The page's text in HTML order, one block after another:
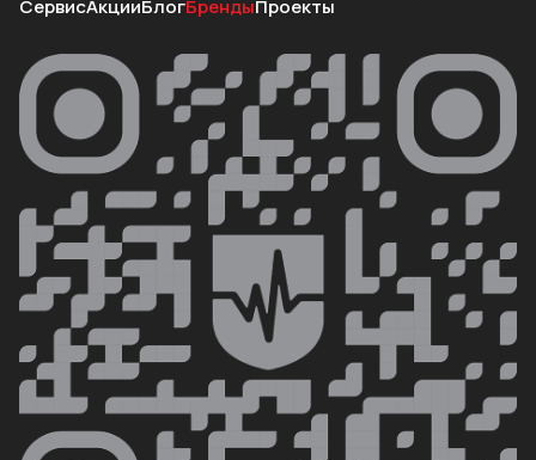
СервисАкцииБлогБрендыПроекты